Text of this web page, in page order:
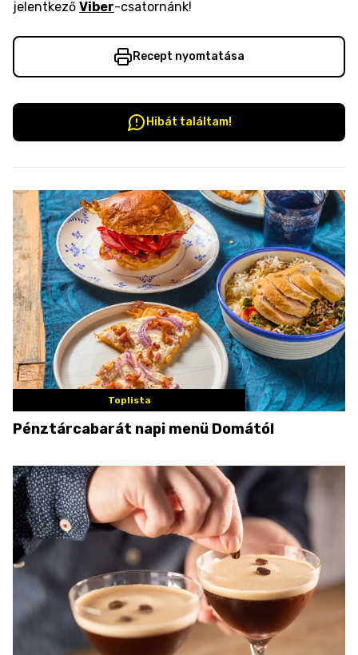
jelentkező Viber-csatornánk!
Recept nyomtatása
Hibát találtam!
Toplista
Pénztárcabarát napi menü Domától